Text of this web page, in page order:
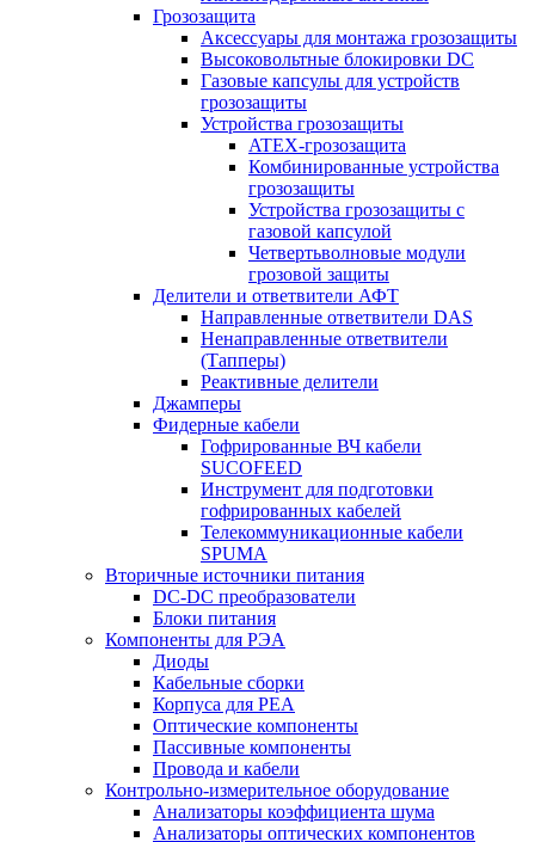
Грозозащита
Аксессуары для монтажа грозозащиты
Высоковольтные блокировки DC
Газовые капсулы для устройств
грозозащиты
Устройства грозозащиты
ATEX-грозозащита
Комбинированные устройства
грозозащиты
Устройства грозозащиты с
газовой капсулой
Четвертьволновые модули
грозовой защиты
Делители и ответвители АФТ
Направленные ответвители DAS
Ненаправленные ответвители
(Тапперы)
Реактивные делители
Джамперы
Фидерные кабели
Гофрированные ВЧ кабели
SUCOFEED
Инструмент для подготовки
гофрированных кабелей
Телекоммуникационные кабели
SPUMA
Вторичные источники питания
DC-DC преобразователи
Блоки питания
Компоненты для РЭА
Диоды
Кабельные сборки
Корпуса для РЕА
Оптические компоненты
Пассивные компоненты
Провода и кабели
Контрольно-измерительное оборудование
Анализаторы коэффициента шума
Анализаторы оптических компонентов